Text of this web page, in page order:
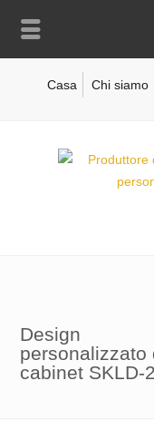
Casa Chi siamo
Design
personalizzato
cabinet SKLD-